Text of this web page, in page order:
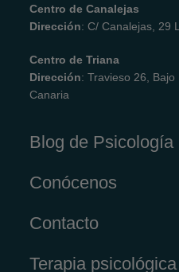
Centro de Canalejas
Dirección: C/ Canalejas, 29
Centro de Triana
Dirección: Travieso 26,
Canaria
Blog de Psicología
Conócenos
Contacto
Terapia psicológica